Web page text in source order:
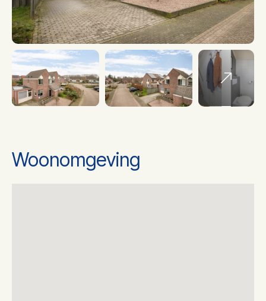
Soort Verwarming Cv ketel
Ketel bouwjaar 2004
Eigendom
Woonomgeving